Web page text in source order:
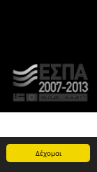
Δέχομαι